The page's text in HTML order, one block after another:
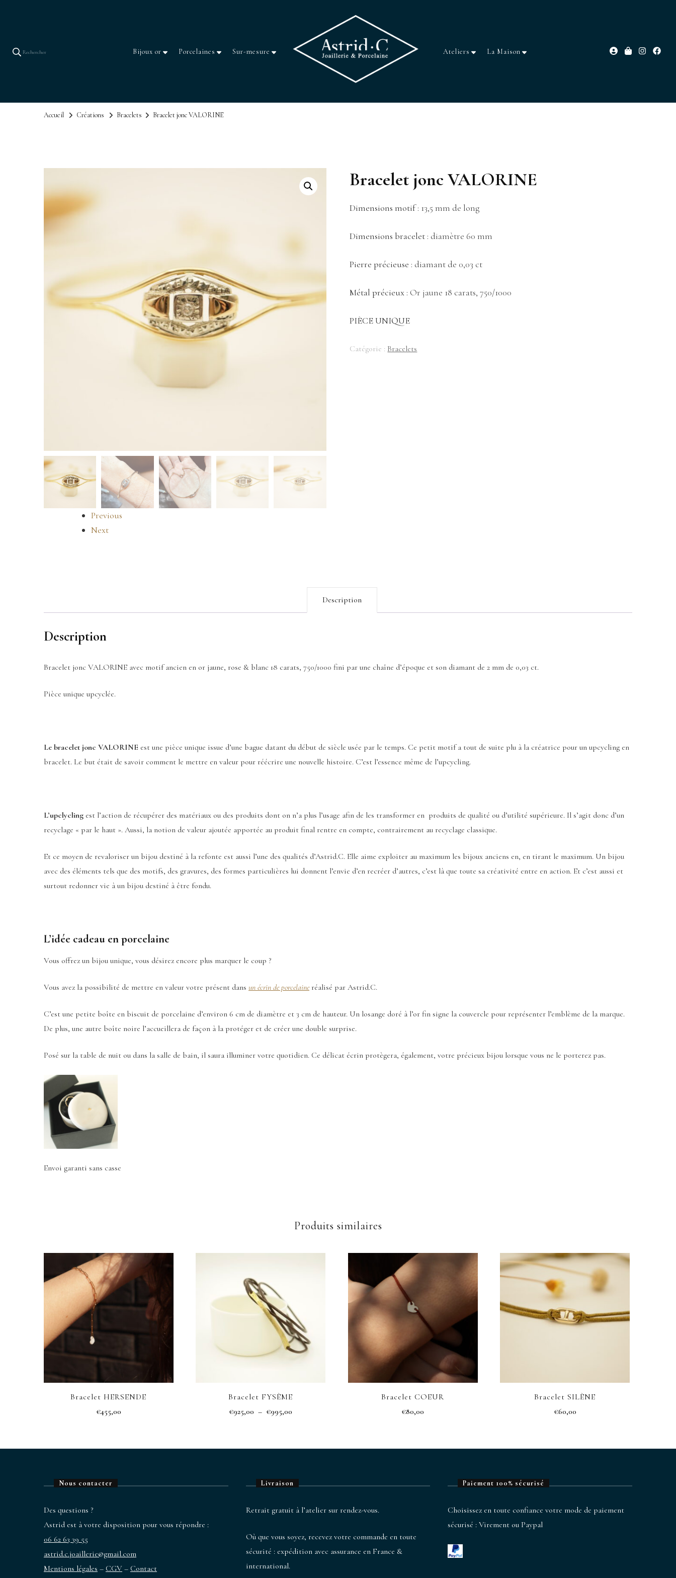
Rechercher Bijoux or Porcelaines Sur-mesure Ateliers La Maison
Accueil Créations Bracelets Bracelet jonc VALORINE
Previous
Next
Bracelet jonc VALORINE
Dimensions motif : 13,5 mm de long
Dimensions bracelet : diamètre 60 mm
Pierre précieuse : diamant de 0,03 ct
Métal précieux : Or jaune 18 carats, 750/1000
PIÈCE UNIQUE
Catégorie : Bracelets
Description
Description
Bracelet jonc VALORINE avec motif ancien en or jaune, rose & blanc 18 carats, 750/1000 fini par une chaîne d’époque et son diamant de 2 mm de 0,03 ct.
Pièce unique upcyclée.
Le bracelet jonc VALORINE est une pièce unique issue d’une bague datant du début de siècle usée par le temps. Ce petit motif a tout de suite plu à la créatrice pour un upcycling en
bracelet. Le but était de savoir comment le mettre en valeur pour réécrire une nouvelle histoire. C’est l’essence même de l’upcycling.
L’upclycling est l’action de récupérer des matériaux ou des produits dont on n’a plus l’usage afin de les transformer en produits de qualité ou d’utilité supérieure. Il s’agit donc d’un
recyclage « par le haut ». Aussi, la notion de valeur ajoutée apportée au produit final rentre en compte, contrairement au recyclage classique.
Et ce moyen de revaloriser un bijou destiné à la refonte est aussi l’une des qualités d’Astrid.C. Elle aime exploiter au maximum les bijoux anciens en, en tirant le maximum. Un bijou
avec des éléments tels que des motifs, des gravures, des formes particulières lui donnent l’envie d’en recréer d’autres, c’est là que toute sa créativité entre en action. Et c’est aussi et
surtout redonner vie à un bijou destiné à être fondu.
L’idée cadeau en porcelaine
Vous offrez un bijou unique, vous désirez encore plus marquer le coup ?
Vous avez la possibilité de mettre en valeur votre présent dans un écrin de porcelaine réalisé par Astrid.C.
C’est une petite boîte en biscuit de porcelaine d’environ 6 cm de diamètre et 3 cm de hauteur. Un losange doré à l’or fin signe la couvercle pour représenter l’emblème de la marque.
De plus, une autre boîte noire l’accueillera de façon à la protéger et de créer une double surprise.
Posé sur la table de nuit ou dans la salle de bain, il saura illuminer votre quotidien. Ce délicat écrin protègera, également, votre précieux bijou lorsque vous ne le porterez pas.
Envoi garanti sans casse
Produits similaires
Bracelet HERSENDE
€455,00
Bracelet FYSÈME
€925,00 – €995,00
variations.
options
être
choisies
Bracelet COEUR
€80,00
Bracelet SILÈNE
€60,00
Nous contacter
Des questions ?
Astrid est à votre disposition pour vous répondre :
06 62 63 39 55
astrid.c.joaillerie@gmail.com
Mentions légales – CGV – Contact
Livraison
Retrait gratuit à l’atelier sur rendez-vous.
Où que vous soyez, recevez votre commande en toute
sécurité : expédition avec assurance en France &
international.
Paiement 100% sécurisé
Choisissez en toute confiance votre mode de paiement
sécurisé : Virement ou Paypal